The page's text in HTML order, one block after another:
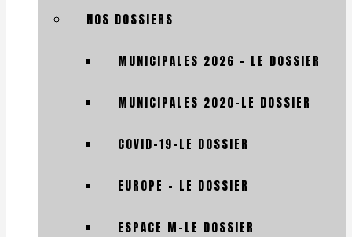
NOS DOSSIERS
MUNICIPALES 2026 – LE DOSSIER
MUNICIPALES 2020-LE DOSSIER
COVID-19-LE DOSSIER
EUROPE – LE DOSSIER
ESPACE M-LE DOSSIER